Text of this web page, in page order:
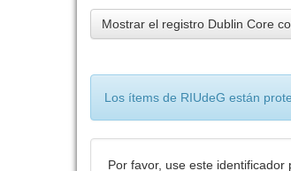
Mostrar el registro Dublin Core
Los ítems de RIUdeG están
Por favor, use este